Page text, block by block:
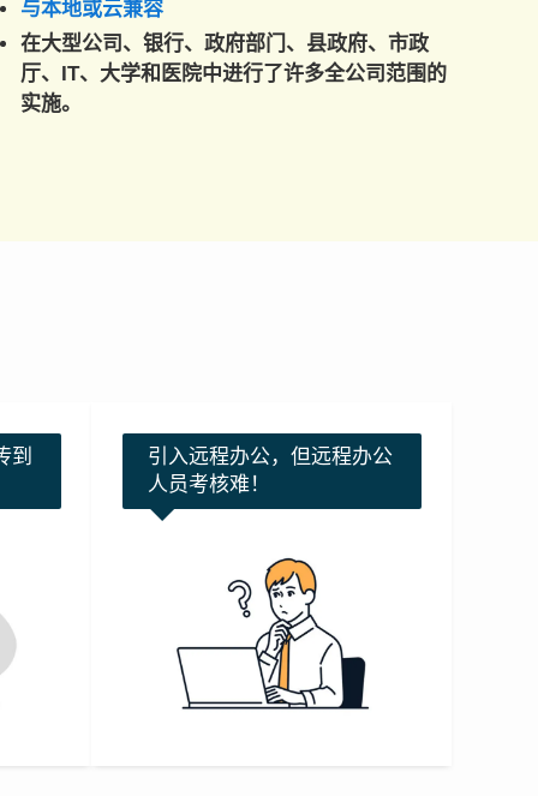
与本地或云兼容
在大型公司、银行、政府部门、县政府、市政
厅、IT、大学和医院中进行了许多全公司范围的
实施。
到
引入远程办公，但远程办公
人员考核难！